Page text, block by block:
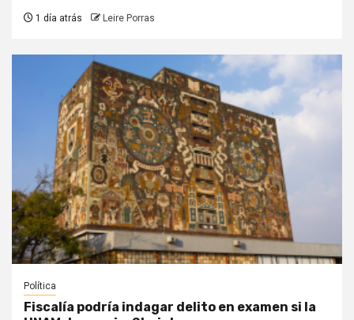
1 día atrás Leire Porras
Política
Fiscalía podría indagar delito en examen si la